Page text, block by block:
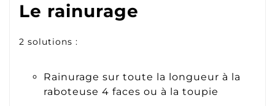
Le rainurage
2 solutions :
Rainurage sur toute la longueur à la
raboteuse 4 faces ou à la toupie